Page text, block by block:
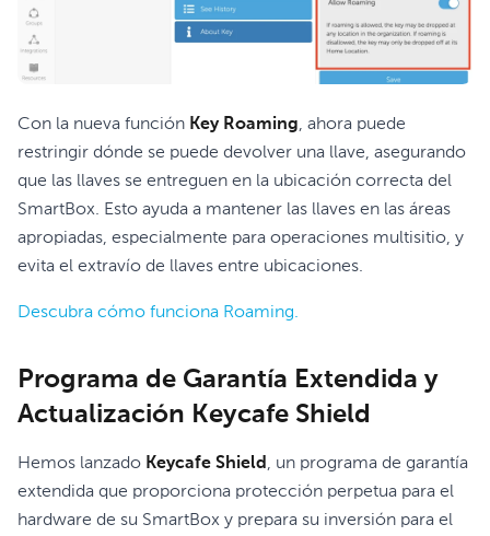
Con la nueva función Key Roaming, ahora puede
restringir dónde se puede devolver una llave, asegurando
que las llaves se entreguen en la ubicación correcta del
SmartBox. Esto ayuda a mantener las llaves en las áreas
apropiadas, especialmente para operaciones multisitio, y
evita el extravío de llaves entre ubicaciones.
Descubra cómo funciona Roaming.
Programa de Garantía Extendida y
Actualización Keycafe Shield
Hemos lanzado Keycafe Shield , un programa de garantía
extendida que proporciona protección perpetua para el
hardware de su SmartBox y prepara su inversión para el